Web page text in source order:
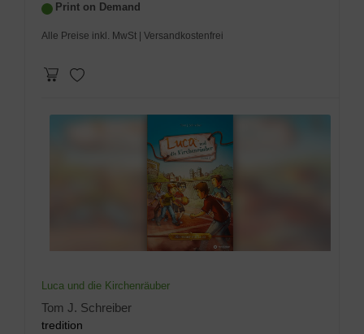
Print on Demand
Alle Preise inkl. MwSt | Versandkostenfrei
Luca und die Kirchenräuber
Tom J. Schreiber
tredition